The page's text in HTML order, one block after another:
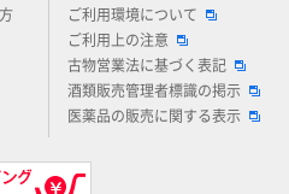
ご利用環境について
ご利用上の注意
古物営業法に基づく表記
酒類販売管理者標識の掲示
医薬品の販売に関する表示